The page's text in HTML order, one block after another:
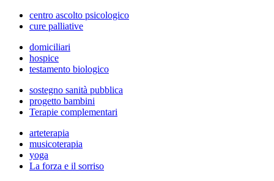
centro ascolto psicologico
cure palliative
domiciliari
hospice
testamento biologico
sostegno sanità pubblica
progetto bambini
Terapie complementari
arteterapia
musicoterapia
yoga
La forza e il sorriso